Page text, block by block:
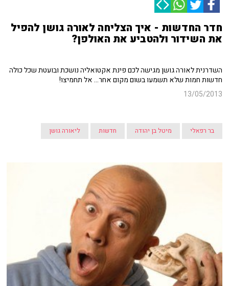
חדר החדשות - איך הצליחה לאורה גושן להפיל
את השידור ולהטביע את האולפן?
השדרנית לאורה גושן מגישה לכם פינת אקטואליה נושכת ובועטת שכל כולה
חדשות חמות שלא תשמעו בשום מקום אחר... אל תחמיצו!
13/05/2013
בר רפאלי מיטל בן יהודה חדשות ליאורה גושן